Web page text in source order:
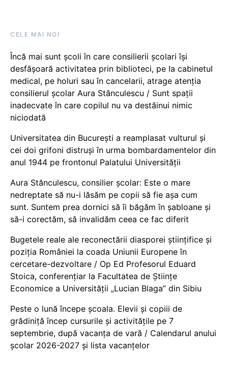
CELE MAI NOI
Încă mai sunt școli în care consilierii școlari își
desfășoară activitatea prin biblioteci, pe la cabinetul
medical, pe holuri sau în cancelarii, atrage atenția
consilierul școlar Aura Stănculescu / Sunt spații
inadecvate în care copilul nu va destăinui nimic
niciodată
Universitatea din București a reamplasat vulturul și
cei doi grifoni distruși în urma bombardamentelor din
anul 1944 pe frontonul Palatului Universității
Aura Stănculescu, consilier școlar: Este o mare
nedreptate să nu-i lăsăm pe copii să fie așa cum
sunt. Suntem prea dornici să îi băgăm în șabloane și
să-i corectăm, să invalidăm ceea ce fac diferit
Bugetele reale ale reconectării diasporei științifice și
poziția României la coada Uniunii Europene în
cercetare-dezvoltare / Op Ed Profesorul Eduard
Stoica, conferențiar la Facultatea de Științe
Economice a Universității „Lucian Blaga” din Sibiu
Peste o lună începe școala. Elevii și copiii de
grădiniță încep cursurile și activitățile pe 7
septembrie, după vacanța de vară / Calendarul anului
școlar 2026-2027 și lista vacanțelor